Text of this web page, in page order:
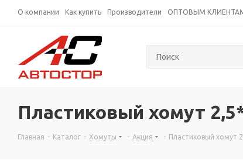
О компании Как купить Производители ОПТОВЫМ
Пластиковый хомут
Главная - Каталог - Хомуты - Акция - Пластиковый хомут